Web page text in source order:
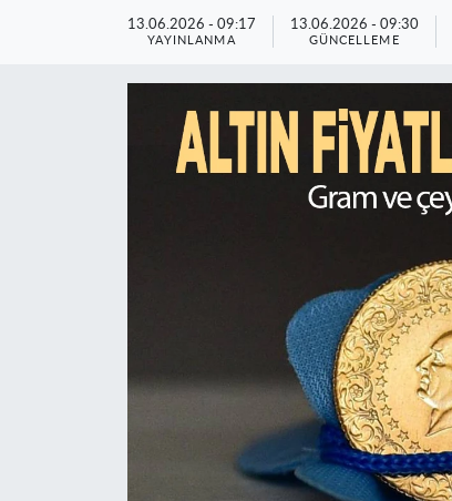
13.06.2026 - 09:17
YAYINLANMA
13.06.2026 - 09:30
GÜNCELLEME